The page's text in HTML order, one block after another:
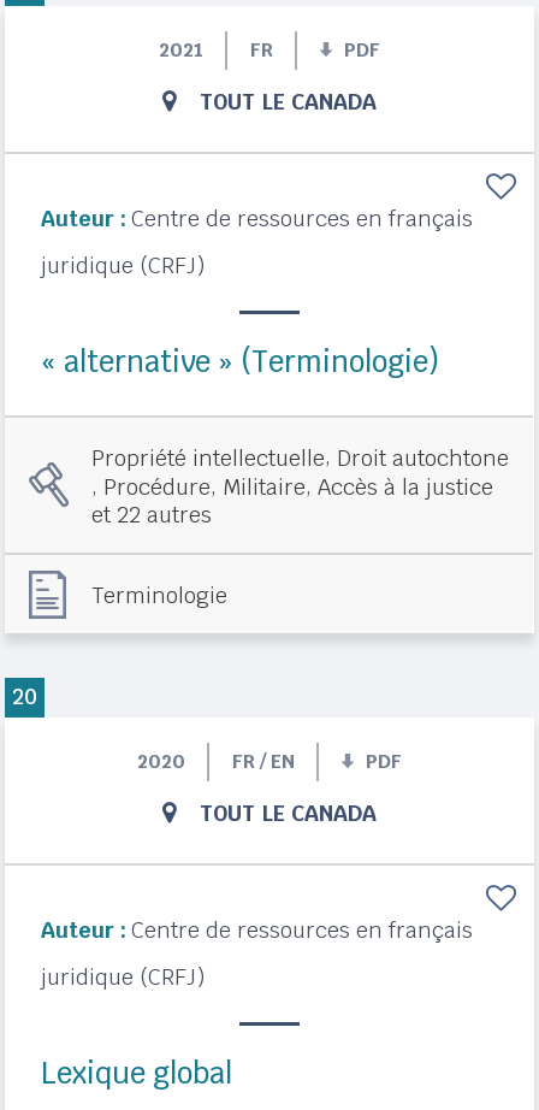
2021 FR PDF
TOUT LE CANADA
Auteur : Centre de ressources en français
juridique (CRFJ)
« alternative » (Terminologie)
Propriété intellectuelle, Droit autochtone
, Procédure, Militaire, Accès à la justice
et 22 autres
Terminologie
2020 FR / EN PDF
TOUT LE CANADA
Auteur : Centre de ressources en français
juridique (CRFJ)
Lexique global
20